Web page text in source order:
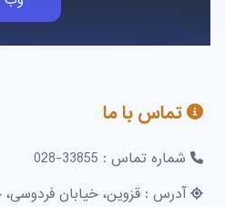
تماس با ما
شماره تماس : 33855-028
آدرس : قزوین، خیابان